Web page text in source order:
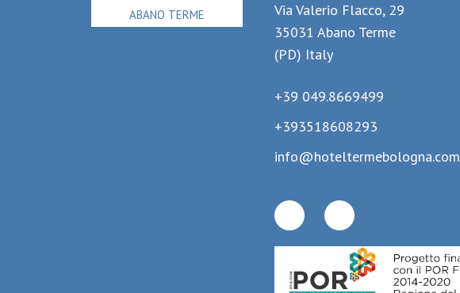
ABANO TERME
Via Valerio Flacco, 29
35031 Abano Terme
(PD) Italy
+39 049.8669499
+393518608293
info@hoteltermebologna.com